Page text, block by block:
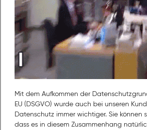
Mit dem Aufkommen der
EU (DSGVO) wurde auch bei unseren
Datenschutz immer wichtiger. Sie können
dass es in diesem Zusammenhang